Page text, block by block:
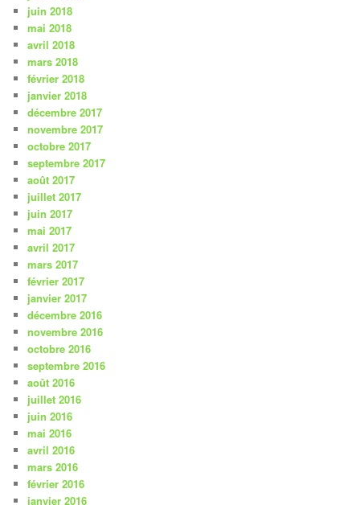
juin 2018
mai 2018
avril 2018
mars 2018
février 2018
janvier 2018
décembre 2017
novembre 2017
octobre 2017
septembre 2017
août 2017
juillet 2017
juin 2017
mai 2017
avril 2017
mars 2017
février 2017
janvier 2017
décembre 2016
novembre 2016
octobre 2016
septembre 2016
août 2016
juillet 2016
juin 2016
mai 2016
avril 2016
mars 2016
février 2016
janvier 2016